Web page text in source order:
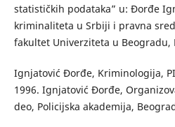
statističkih podataka” u: Đorđe
kriminaliteta u Srbiji i pravna
fakultet Univerziteta u Beogradu,
Ignjatović Đorđe, Kriminologija,
1996. Ignjatović Đorđe,
deo, Policijska akademija,